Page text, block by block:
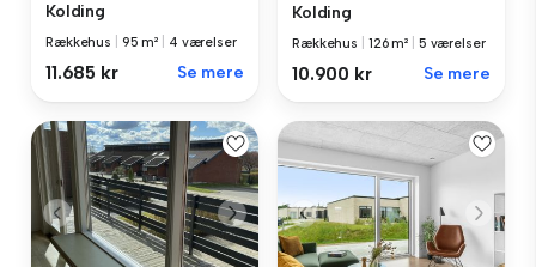
Kolding
Rækkehus 95 m² 4 værelser
11.685 kr Se mere
Kolding
Rækkehus 126 m² 5 værelser
10.900 kr Se mere